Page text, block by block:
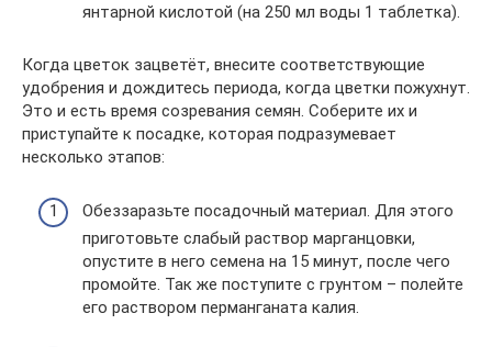
янтарной кислотой (на 250 мл воды 1 таблетка).
Когда цветок зацветёт, внесите соответствующие
удобрения и дождитесь периода, когда цветки пожухнут.
Это и есть время созревания семян. Соберите их и
приступайте к посадке, которая подразумевает
несколько этапов:
Обеззаразьте посадочный материал. Для этого
приготовьте слабый раствор марганцовки,
опустите в него семена на 15 минут, после чего
промойте. Так же поступите с грунтом – полейте
его раствором перманганата калия.